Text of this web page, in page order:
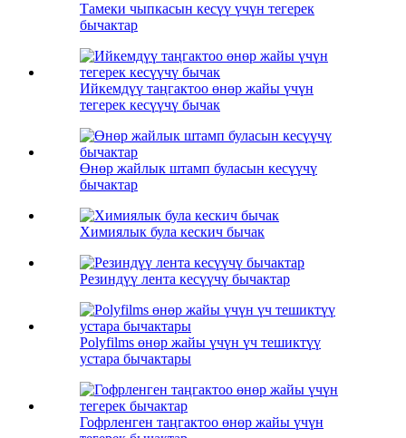
Тамеки чыпкасын кесүү үчүн тегерек
бычактар
Ийкемдүү таңгактоо өнөр жайы үчүн
тегерек кесүүчү бычак
Өнөр жайлык штамп буласын кесүүчү
бычактар
Химиялык була кескич бычак
Резиндүү лента кесүүчү бычактар
Polyfilms өнөр жайы үчүн үч тешиктүү
устара бычактары
Гофрленген таңгактоо өнөр жайы үчүн